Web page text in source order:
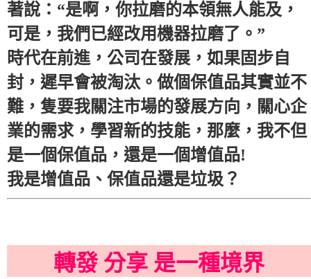
著說：“是啊，你拉磨的本領無人能及，
可是，我們已經改用機器拉磨了。”
時代在前進，公司在發展，如果固步自
封，遲早會被淘汰。做個保值品其實並不
難，隻要我關注市場的發展方向，關心企
業的需求，學習新的技能，那麼，我不但
是一個保值品，還是一個增值品!
我是增值品、保值品還是垃圾？
轉發 分享 是一種境界